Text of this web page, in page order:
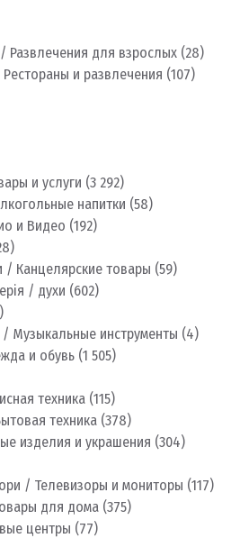
Развлечения для взрослых (28)
и развлечения (107)
и услуги (3 292)
напитки (58)
и Видео (192)
/ Канцелярские товары (59)
/ духи (602)
/ Музыкальные инструменты (4)
и обувь (1 505)
техника (115)
техника (378)
изделия и украшения (304)
/ Телевизоры и мониторы (117)
для дома (375)
центры (77)